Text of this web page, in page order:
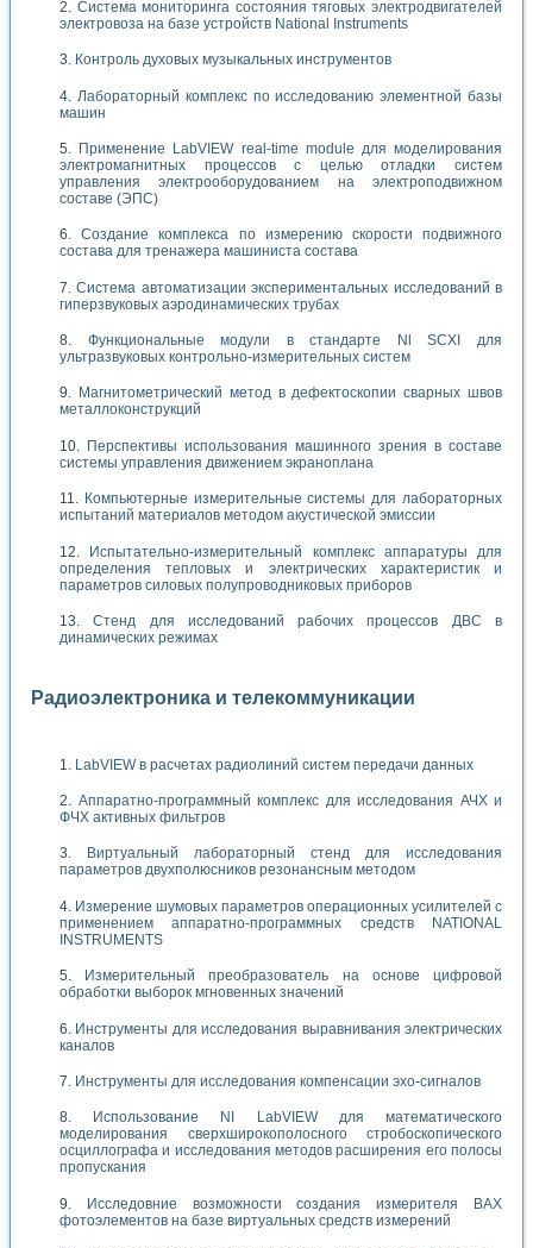
Система мониторинга состояния тяговых электродвигателей
электровоза на базе устройств National Instruments
Контроль духовых музыкальных инструментов
Лабораторный комплекс по исследованию элементной базы
машин
Применение LabVIEW real-time module для моделирования
электромагнитных процессов с целью отладки систем
управления электрооборудованием на электроподвижном
составе (ЭПС)
Создание комплекса по измерению скорости подвижного
состава для тренажера машиниста состава
Система автоматизации экспериментальных исследований в
гиперзвуковых аэродинамических трубах
Функциональные модули в стандарте Nl SCXI для
ультразвуковых контрольно-измерительных систем
Магнитометрический метод в дефектоскопии сварных швов
металлоконструкций
Перспективы использования машинного зрения в составе
системы управления движением экраноплана
Компьютерные измерительные системы для лабораторных
испытаний материалов методом акустической эмиссии
Испытательно-измерительный комплекс аппаратуры для
определения тепловых и электрических характеристик и
параметров силовых полупроводниковых приборов
Стенд для исследований рабочих процессов ДВС в
динамических режимах
Радиоэлектроника и телекоммуникации
LabVIEW в расчетах радиолиний систем передачи данных
Аппаратно-программный комплекс для исследования АЧХ и
ФЧХ активных фильтров
Виртуальный лабораторный стенд для исследования
параметров двухполюсников резонансным методом
Измерение шумовых параметров операционных усилителей с
применением аппаратно-программных средств NATIONAL
INSTRUMENTS
Измерительный преобразователь на основе цифровой
обработки выборок мгновенных значений
Инструменты для исследования выравнивания электрических
каналов
Инструменты для исследования компенсации эхо-сигналов
Использование NI LabVIEW для математического
моделирования сверхширокополосного стробоскопического
осциллографа и исследования методов расширения его полосы
пропускания
Исследовние возможности создания измерителя ВАХ
фотоэлементов на базе виртуальных средств измерений